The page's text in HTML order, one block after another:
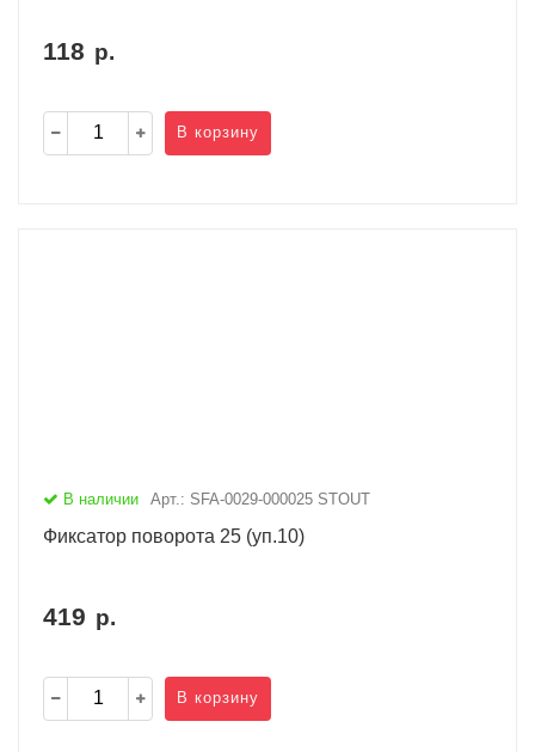
118 р.
В корзину
В наличии Арт.: SFA-0029-000025 STOUT
Фиксатор поворота 25 (уп.10)
419 р.
В корзину